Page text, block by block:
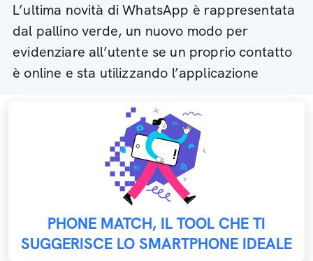
L’ultima novità di WhatsApp è rappresentata
dal pallino verde, un nuovo modo per
evidenziare all’utente se un proprio contatto
è online e sta utilizzando l’applicazione
PHONE MATCH, IL TOOL CHE TI
SUGGERISCE LO SMARTPHONE IDEALE